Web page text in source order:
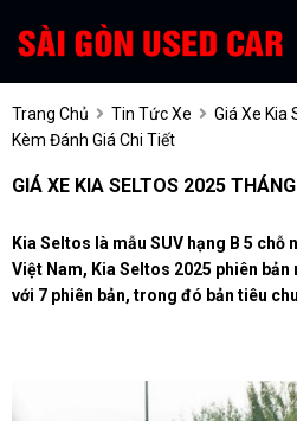
Trang Chủ Tin Tức Xe
Giá Xe Kia
Kèm Đánh Giá Chi Tiết
GIÁ XE KIA SELTOS 2025
Kia Seltos là mẫu SUV hạng B 5
Việt Nam, Kia Seltos 2025 phiên
với 7 phiên bản, trong đó bản tiêu